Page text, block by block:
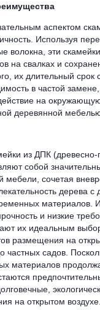
аспектом
Используя
волокна, эти
на свалках и
их длительный срок
в частой
на
деревянной
из ДПК (древесно-
собой
мебели, сочетая
дерева с
материалов.
и низкие
их идеальным
размещения на
частных садов.
материалов
на открытом воздухе.